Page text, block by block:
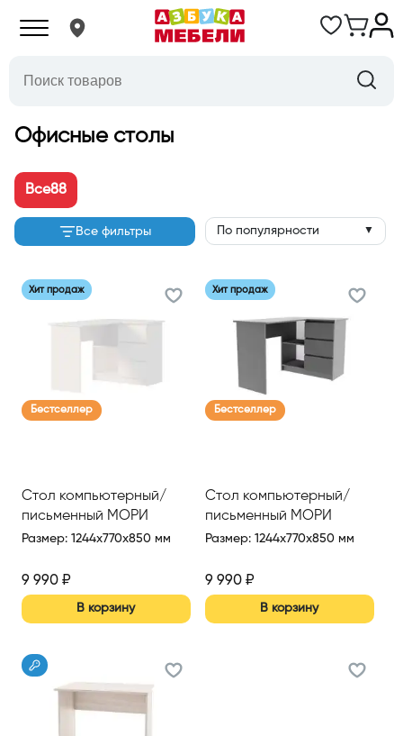
Офисные столы
Все88
Все фильтры По популярности ▼
Хит продаж
Бестселлер
Стол компьютерный/
письменный МОРИ
Размер: 1244x770x850 мм
9 990 ₽
В корзину
Хит продаж
Бестселлер
Стол компьютерный/
письменный МОРИ
Размер: 1244x770x850 мм
9 990₽
В корзину